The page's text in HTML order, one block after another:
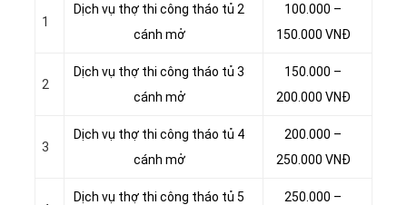
1
Dịch vụ thợ thi công tháo tủ 2
cánh mở
100.000 –
150.000 VNĐ
2
Dịch vụ thợ thi công tháo tủ 3
cánh mở
150.000 –
200.000 VNĐ
3
Dịch vụ thợ thi công tháo tủ 4
cánh mở
200.000 –
250.000 VNĐ
Dịch vụ thợ thi công tháo tủ 5
250.000 –